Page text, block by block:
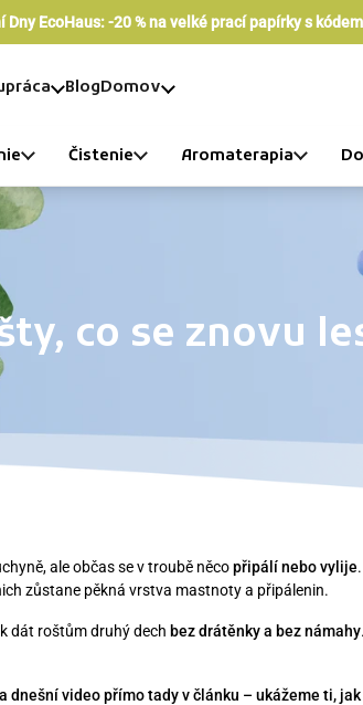
Dny EcoHaus: -20 % na velké prací papírky s
BlogDomov
Čistenie Aromaterapia
co se znovu
ale občas se v troubě něcopřipálí nebo vylije
zůstane pěkná vrstva mastnoty a připálenin.
dát roštům druhý dech bez drátěnky a bez námahy
dnešní video přímo tady v článku – ukážeme ti,